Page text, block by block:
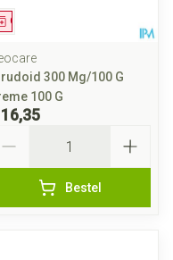
Geneesmiddel
300 Mg/100 G
100 G
Bestel